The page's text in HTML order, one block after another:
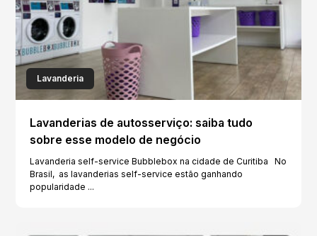
Lavanderia
Lavanderias de autosserviço: saiba tudo
sobre esse modelo de negócio
Lavanderia self-service Bubblebox na cidade de Curitiba No
Brasil, as lavanderias self-service estão ganhando
popularidade ...